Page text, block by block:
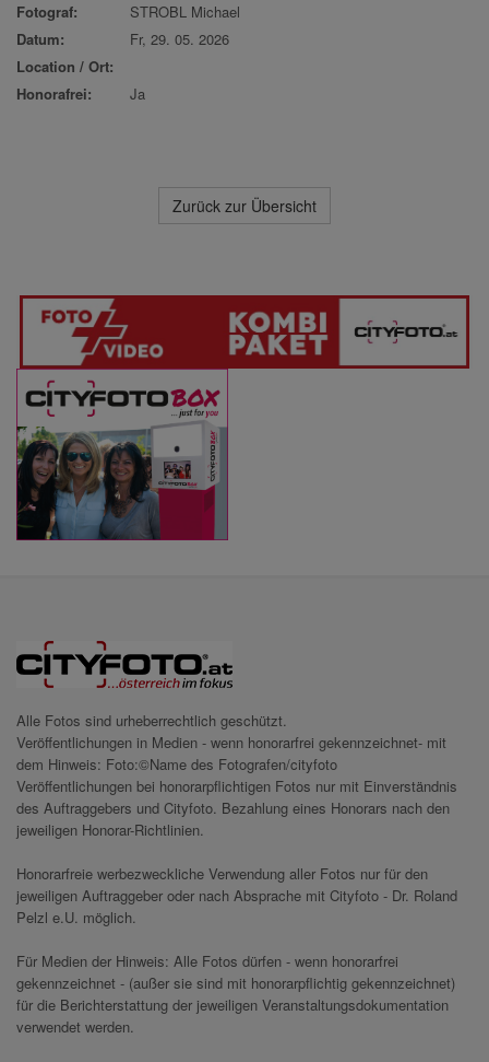
Fotograf:
STROBL Michael
Datum:
Fr, 29. 05. 2026
Location / Ort:
Honorafrei:
Ja
Zurück zur Übersicht
Alle Fotos sind urheberrechtlich geschützt.
Veröffentlichungen in Medien - wenn honorarfrei gekennzeichnet- mit
dem Hinweis: Foto:©Name des Fotografen/cityfoto
Veröffentlichungen bei honorarpflichtigen Fotos nur mit Einverständnis
des Auftraggebers und Cityfoto. Bezahlung eines Honorars nach den
jeweiligen Honorar-Richtlinien.
Honorarfreie werbezweckliche Verwendung aller Fotos nur für den
jeweiligen Auftraggeber oder nach Absprache mit Cityfoto - Dr. Roland
Pelzl e.U. möglich.
Für Medien der Hinweis: Alle Fotos dürfen - wenn honorarfrei
gekennzeichnet - (außer sie sind mit honorarpflichtig gekennzeichnet)
für die Berichterstattung der jeweiligen Veranstaltungsdokumentation
verwendet werden.